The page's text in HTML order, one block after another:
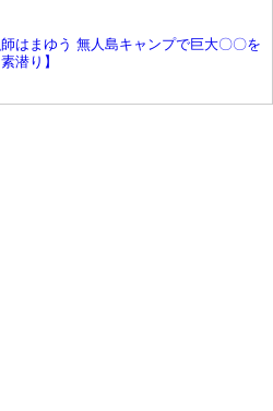
師はまゆう 無人島キャンプで巨大〇〇を
潜り】